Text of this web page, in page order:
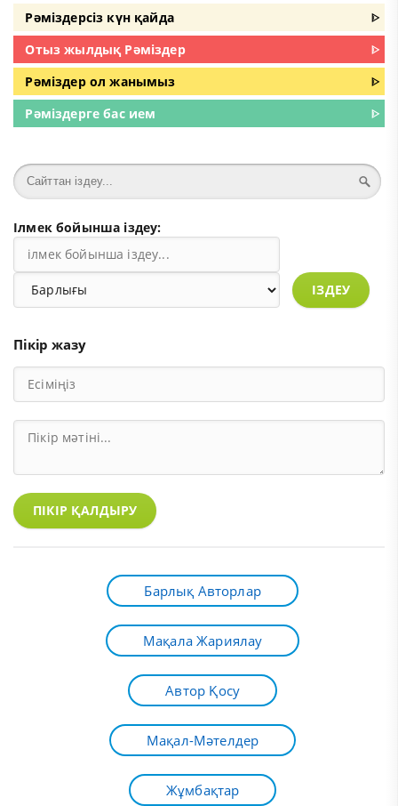
Рәміздерсіз күн қайда
ᐈ
Отыз жылдық Рәміздер
ᐈ
Рәміздер ол жанымыз
ᐈ
Рәміздерге бас ием
ᐈ
Ілмек бойынша іздеу:
ІЗДЕУ
Пікір жазу
ПІКІР ҚАЛДЫРУ
Барлық Авторлар
Мақала Жариялау
Автор Қосу
Мақал-Мәтелдер
Жұмбақтар